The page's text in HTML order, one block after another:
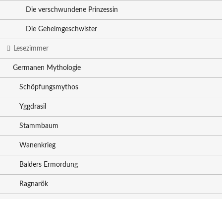
Die verschwundene Prinzessin
Die Geheimgeschwister
Lesezimmer
Germanen Mythologie
Schöpfungsmythos
Yggdrasil
Stammbaum
Wanenkrieg
Balders Ermordung
Ragnarök